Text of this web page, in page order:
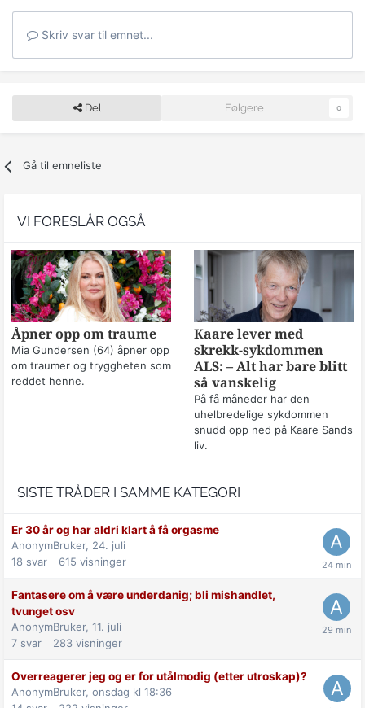
Skriv svar til emnet...
Del Følgere 0
Gå til emneliste
VI FORESLÅR OGSÅ
Åpner opp om traume
Mia Gundersen (64) åpner opp
om traumer og tryggheten som
reddet henne.
Kaare lever med
skrekk-sykdommen
ALS: – Alt har bare blitt
så vanskelig
På få måneder har den
uhelbredelige sykdommen
snudd opp ned på Kaare Sands
liv.
SISTE TRÅDER I SAMME KATEGORI
Er 30 år og har aldri klart å få orgasme
AnonymBruker, 24. juli
18 svar 615 visninger
Fantasere om å være underdanig; bli mishandlet,
tvunget osv
AnonymBruker, 11. juli
7 svar 283 visninger
Overreagerer jeg og er for utålmodig (etter utroskap)?
AnonymBruker, onsdag kl 18:36